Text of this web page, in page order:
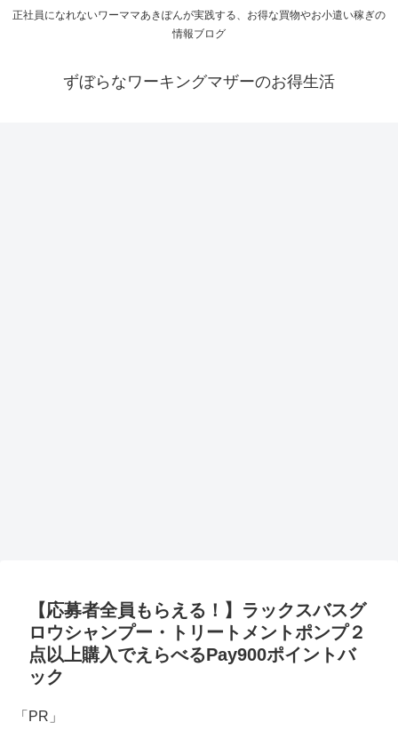
正社員になれないワーママあきぽんが実践する、お得な買物やお小遣い稼ぎの
情報ブログ
ずぼらなワーキングマザーのお得生活
【応募者全員もらえる！】ラックスバスグ
ロウシャンプー・トリートメントポンプ２
点以上購入でえらべるPay900ポイントバ
ック
「PR」